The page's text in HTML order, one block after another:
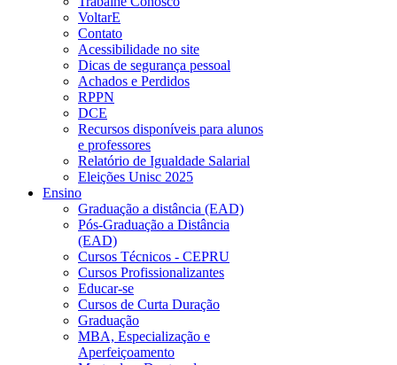
VoltarE
Contato
Acessibilidade no site
Dicas de segurança pessoal
Achados e Perdidos
RPPN
DCE
Recursos disponíveis para alunos
e professores
Relatório de Igualdade Salarial
Eleições Unisc 2025
Ensino
Graduação a distância (EAD)
Pós-Graduação a Distância
(EAD)
Cursos Técnicos - CEPRU
Cursos Profissionalizantes
Educar-se
Cursos de Curta Duração
Graduação
MBA, Especialização e
Aperfeiçoamento